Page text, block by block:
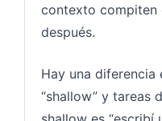
contexto compiten
después.
Hay una
“shallow” y tareas